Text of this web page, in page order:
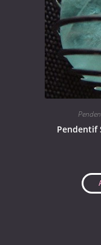
Pendentif